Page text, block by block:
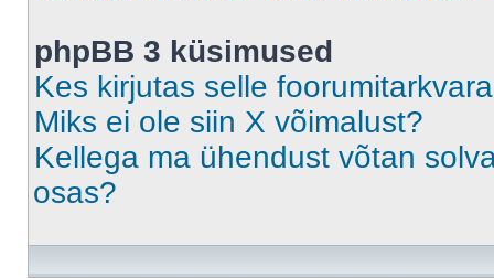
phpBB 3 küsimused
Kes kirjutas selle
Miks ei ole siin X võimalust?
Kellega ma ühendust võtan
osas?